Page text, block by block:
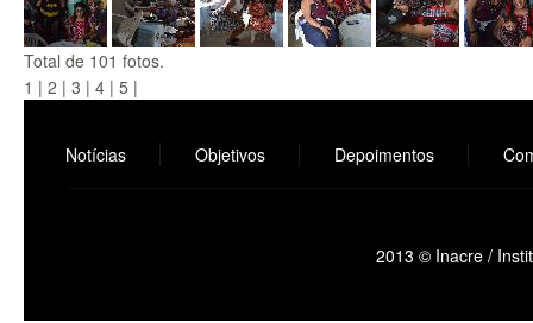
Total de 101 fotos.
1 | 2 | 3 | 4 | 5 |
Notícias Objetivos Depoimentos
2013 © Inacre /